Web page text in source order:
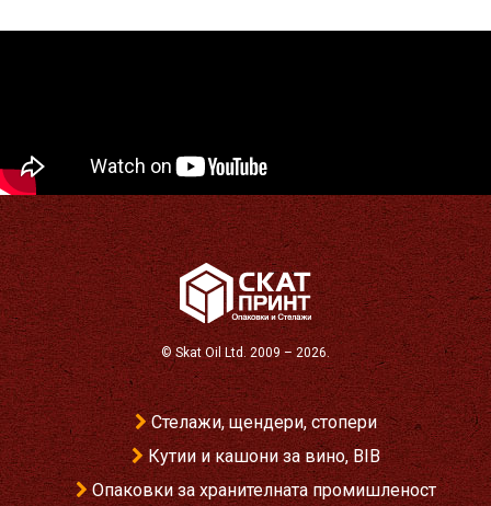
©Skat Oil Ltd . 2009 – 2026.
Стелажи, щендери, стопери
Кутии и кашони за вино, BIB
Опаковки за хранителната промишленост